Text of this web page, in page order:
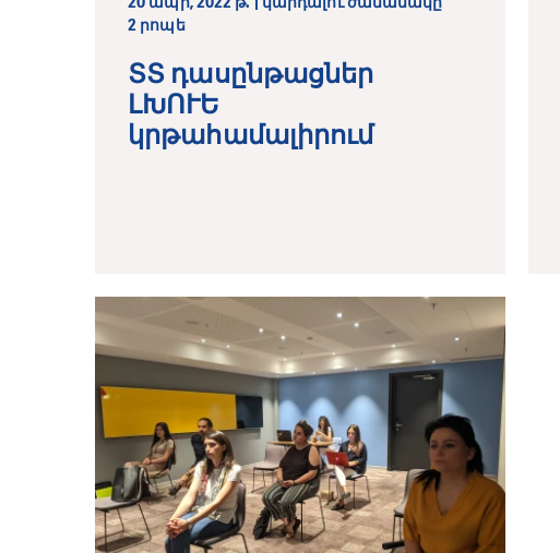
2 րոպե
ՏՏ դասընթացներ
ԼԽՈՒԵ
կրթահամալիրում